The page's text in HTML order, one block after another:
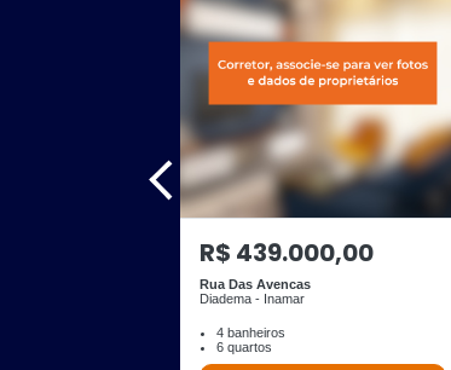
R$ 439.000,00
Rua Das Avencas
Diadema - Inamar
4 banheiros
6 quartos